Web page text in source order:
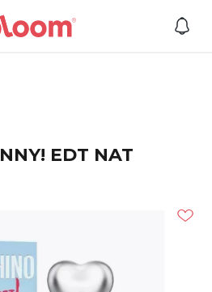
EDT NAT